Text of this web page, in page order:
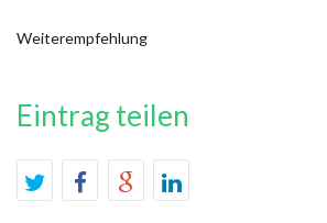
Weiterempfehlung
Eintrag teilen